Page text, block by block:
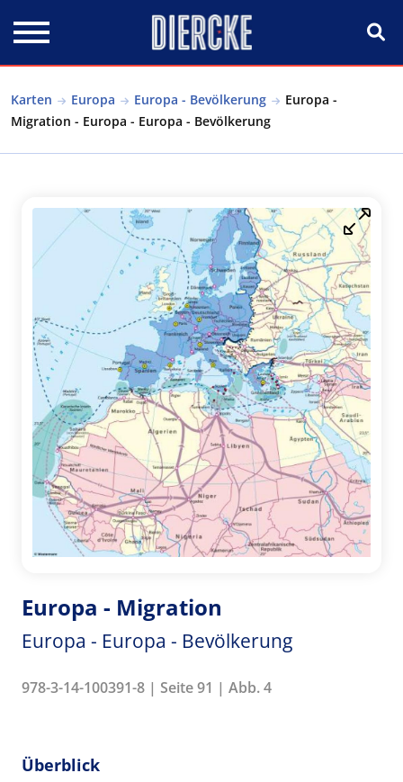
Karten Europa Europa - Bevölkerung
Europa -
Migration - Europa - Europa - Bevölkerung
Europa - Migration
Europa - Europa - Bevölkerung
978-3-14-100391-8 | Seite 91 | Abb. 4
Überblick